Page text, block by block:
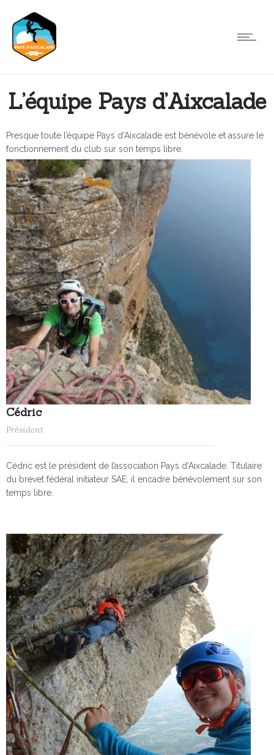
L’équipe Pays d’Aixcalade
Presque toute l’équipe Pays d’Aixcalade est bénévole et assure le
fonctionnement du club sur son temps libre.
Cédric
Président
Cédric est le président de l’association Pays d'Aixcalade. Titulaire
du brevet fédéral initiateur SAE, il encadre bénévolement sur son
temps libre.